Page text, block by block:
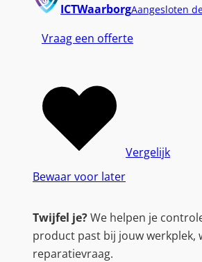
ICTWaarborgAangesloten
Vraag een offerte
Bewaar voor later
Vergelijk
Twijfel je?We helpen je
product past bij jouw werkplek,
reparatievraag.